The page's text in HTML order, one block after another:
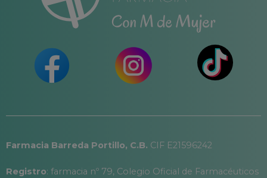
Farmacia Barreda Portillo, C.B. CIF E21596242
Registro: farmacia nº 79, Colegio Oficial de Farmacéuticos